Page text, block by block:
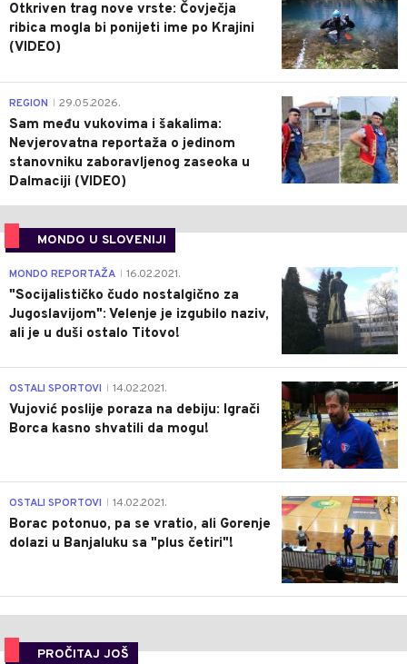
Otkriven trag nove vrste: Čovječja
ribica mogla bi ponijeti ime po Krajini
(VIDEO)
0
REGION 29.05.2026.
Sam među vukovima i šakalima:
Nevjerovatna reportaža o jedinom
stanovniku zaboravljenog zaseoka u
Dalmaciji (VIDEO)
MONDO U SLOVENIJI
4
MONDO REPORTAŽA 16.02.2021.
"Socijalističko čudo nostalgično za
Jugoslavijom": Velenje je izgubilo naziv,
ali je u duši ostalo Titovo!
1
OSTALI SPORTOVI 14.02.2021.
Vujović poslije poraza na debiju: Igrači
Borca kasno shvatili da mogu!
3
OSTALI SPORTOVI 14.02.2021.
Borac potonuo, pa se vratio, ali Gorenje
dolazi u Banjaluku sa "plus četiri"!
PROČITAJ JOŠ